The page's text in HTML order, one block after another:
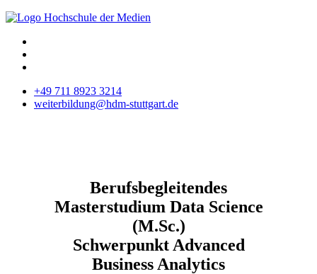
+49 711 8923 3214
weiterbildung@hdm-stuttgart.de
Berufsbegleitendes
Masterstudium Data Science
(M.Sc.)
Schwerpunkt Advanced
Business Analytics